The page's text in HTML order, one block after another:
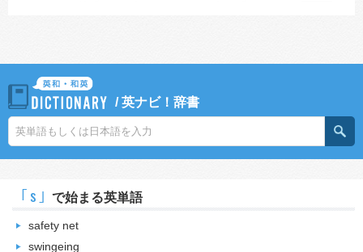
/英ナビ！辞書
｢s｣ で始まる英単語
safety net
swingeing